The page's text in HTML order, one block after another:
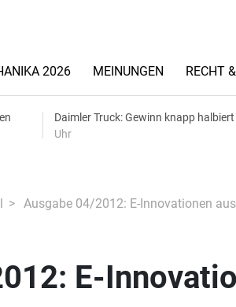
2026 MEINUNGEN RECHT
Daimler Truck: Gewinn knapp halbiert
Uhr
Ausgabe 04/2012: E-Innovationen
E-